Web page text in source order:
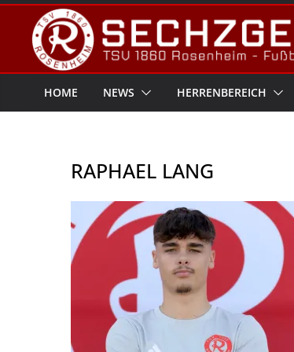
Zum
Inhalt
springen
HOME NEWS HERRENBEREICH
RAPHAEL LANG